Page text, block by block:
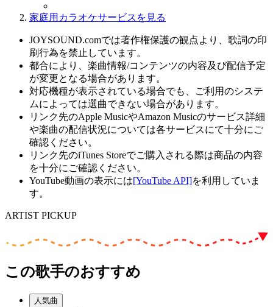
家庭用カラオケサービスを見る
JOYSOUND.comでは著作権保護の観点より、歌詞の印
刷行為を禁止しています。
都合により、楽曲情報/コンテンツの内容及び配信予定
が変更となる場合があります。
対応機種が表示されている場合でも、ご利用のシステ
ムによっては選曲できない場合があります。
リンク先のApple MusicやAmazon Musicのサービス詳細
や楽曲の配信状況については各サービスにて十分にご
確認ください。
リンク先のiTunes Storeでご購入される際は商品の内容
を十分にご確認ください。
YouTube動画の表示には[YouTube API]を利用していま
す。
ARTIST PICKUP
この歌手のおすすめ
人気曲